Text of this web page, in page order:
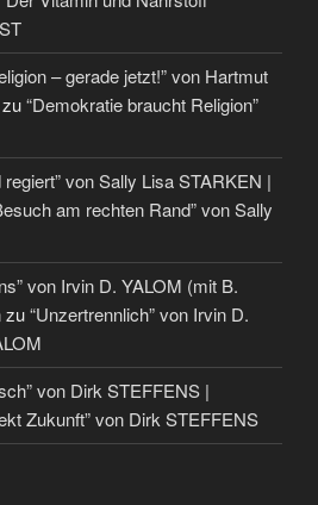
– gerade jetzt!” von Hartmut
zu“Demokratie braucht Religion”
von Sally Lisa STARKEN |
am rechten Rand” von Sally
von Irvin D. YALOM (mit B.
zu“Unzertrennlich” von Irvin D.
von Dirk STEFFENS |
Zukunft” von Dirk STEFFENS